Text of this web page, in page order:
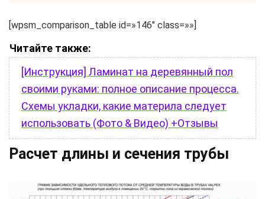
[wpsm_comparison_table id=»146″ class=»»]
Читайте также:
[Инструкция] Ламинат на деревянный пол
своими руками: полное описание процесса.
Схемы укладки, какие материла следует
использовать (Фото & Видео) +Отзывы
Расчет длины и сечения трубы